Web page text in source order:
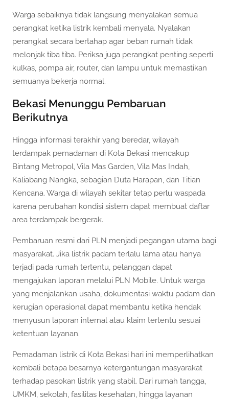
Warga sebaiknya tidak langsung menyalakan semua
perangkat ketika listrik kembali menyala. Nyalakan
perangkat secara bertahap agar beban rumah tidak
melonjak tiba tiba. Periksa juga perangkat penting seperti
kulkas, pompa air, router, dan lampu untuk memastikan
semuanya bekerja normal.
Bekasi Menunggu Pembaruan
Berikutnya
Hingga informasi terakhir yang beredar, wilayah
terdampak pemadaman di Kota Bekasi mencakup
Bintang Metropol, Vila Mas Garden, Vila Mas Indah,
Kaliabang Nangka, sebagian Duta Harapan, dan Titian
Kencana. Warga di wilayah sekitar tetap perlu waspada
karena perubahan kondisi sistem dapat membuat daftar
area terdampak bergerak.
Pembaruan resmi dari PLN menjadi pegangan utama bagi
masyarakat. Jika listrik padam terlalu lama atau hanya
terjadi pada rumah tertentu, pelanggan dapat
mengajukan laporan melalui PLN Mobile. Untuk warga
yang menjalankan usaha, dokumentasi waktu padam dan
kerugian operasional dapat membantu ketika hendak
menyusun laporan internal atau klaim tertentu sesuai
ketentuan layanan.
Pemadaman listrik di Kota Bekasi hari ini memperlihatkan
kembali betapa besarnya ketergantungan masyarakat
terhadap pasokan listrik yang stabil. Dari rumah tangga,
UMKM, sekolah, fasilitas kesehatan, hingga layanan